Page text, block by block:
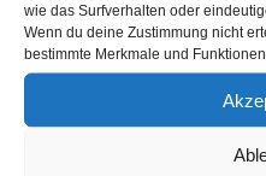
wie das Surfverhalten oder
Wenn du deine Zustimmung nicht
bestimmte Merkmale und